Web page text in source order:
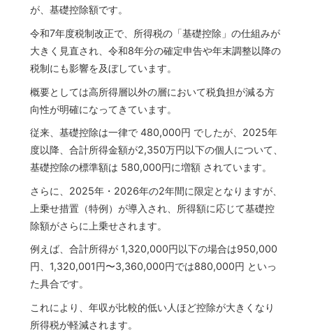
が、基礎控除額です。
令和7年度税制改正で、所得税の「基礎控除」の仕組みが
大きく見直され、令和8年分の確定申告や年末調整以降の
税制にも影響を及ぼしています。
概要としては高所得層以外の層において税負担が減る方
向性が明確になってきています。
従来、基礎控除は一律で 480,000円 でしたが、2025年
度以降、合計所得金額が2,350万円以下の個人について、
基礎控除の標準額は 580,000円に増額 されています。
さらに、2025年・2026年の2年間に限定となりますが、
上乗せ措置（特例）が導入され、所得額に応じて基礎控
除額がさらに上乗せされます。
例えば、合計所得が 1,320,000円以下の場合は950,000
円、1,320,001円〜3,360,000円では880,000円 といっ
た具合です。
これにより、年収が比較的低い人ほど控除が大きくなり
所得税が軽減されます。